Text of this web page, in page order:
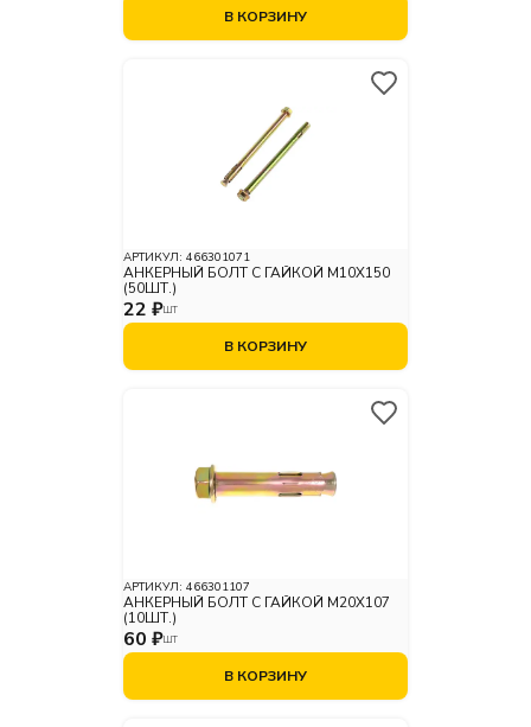
В КОРЗИНУ
АРТИКУЛ: 466301071
АНКЕРНЫЙ БОЛТ С ГАЙКОЙ М10X150
(50ШТ.)
22 ₽ШТ
В КОРЗИНУ
АРТИКУЛ: 466301107
АНКЕРНЫЙ БОЛТ С ГАЙКОЙ М20X107
(10ШТ.)
60 ₽ШТ
В КОРЗИНУ